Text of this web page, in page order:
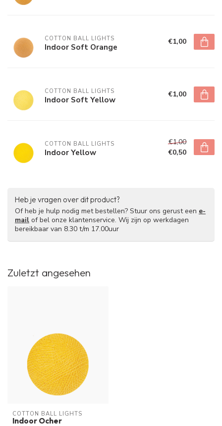
COTTON BALL LIGHTS
Indoor Soft Orange €1,00
COTTON BALL LIGHTS
Indoor Soft Yellow €1,00
COTTON BALL LIGHTS
Indoor Yellow
€1,00
€0,50
Heb je vragen over dit product?
Of heb je hulp nodig met bestellen? Stuur ons gerust een e-
mail of bel onze klantenservice. Wij zijn op werkdagen
bereikbaar van 8.30 t/m 17.00uur
Zuletzt angesehen
COTTON BALL LIGHTS
Indoor Ocher